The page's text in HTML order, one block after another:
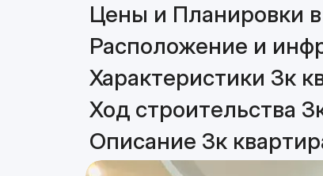
Цены и Планировки
Расположение и
Характеристики 3к
Ход строительства
Описание 3к